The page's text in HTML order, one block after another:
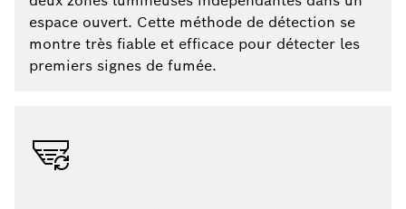
espace ouvert. Cette méthode de détection se
montre très fiable et efficace pour détecter les
premiers signes de fumée.